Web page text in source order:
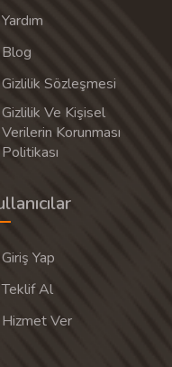
Yardım
Blog
Gizlilik Sözleşmesi
Gizlilik Ve Kişisel
Verilerin Korunması
Politikası
Giriş Yap
Teklif Al
Hizmet Ver